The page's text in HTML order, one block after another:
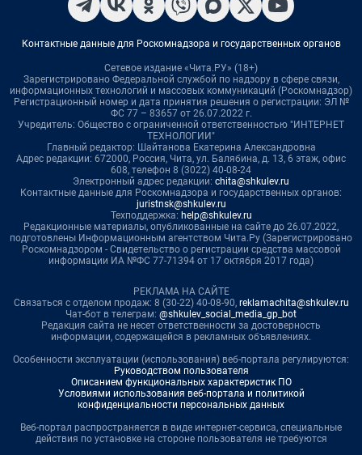
Контактные данные для Роскомнадзора и государственных органов
Сетевое издание «Чита.РУ» (18+)
Зарегистрировано Федеральной службой по надзору в сфере связи,
информационных технологий и массовых коммуникаций (Роскомнадзор)
Регистрационный номер и дата принятия решения о регистрации: ЭЛ №
ФС 77 – 83657 от 26.07.2022 г.
Учредитель: Общество с ограниченной ответственностью "ИНТЕРНЕТ
ТЕХНОЛОГИИ"
Главный редактор: Шайтанова Екатерина Александровна
Адрес редакции: 672000, Россия, Чита, ул. Балябина, д. 13, 6 этаж, офис
608, телефон 8 (3022) 40-08-24
Электронный адрес редакции: chita@shkulev.ru
Контактные данные для Роскомнадзора и государственных органов:
juristnsk@shkulev.ru
Техподдержка: help@shkulev.ru
Редакционные материалы, опубликованные на сайте до 26.07.2022,
подготовлены Информационным агентством Чита.Ру (Зарегистрировано
Роскомнадзором - Свидетельство о регистрации средства массовой
информации ИА №ФС 77-71394 от 17 октября 2017 года)
РЕКЛАМА НА САЙТЕ
Связаться с отделом продаж: 8 (30-22) 40-08-90, reklamachita@shkulev.ru
Чат-бот в телеграм: @shkulev_social_media_gp_bot
Редакция сайта не несет ответственности за достоверность
информации, содержащейся в рекламных объявлениях.
Особенности эксплуатации (использования) веб-портала регулируются:
Руководством пользователя
Описанием функциональных характеристик ПО
Условиями использования веб-портала и политикой
конфиденциальности персональных данных
Веб-портал распространяется в виде интернет-сервиса, специальные
действия по установке на стороне пользователя не требуются